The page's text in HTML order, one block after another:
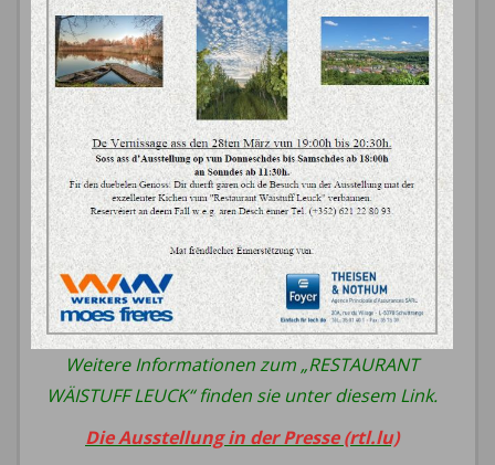
Weitere Informationen zum „RESTAURANT
WÄISTUFF LEUCK“ finden sie unter diesem Link.
Die Ausstellung in der Presse (rtl.lu)